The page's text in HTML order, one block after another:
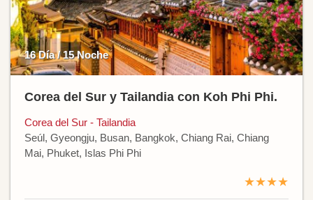
16 Día / 15 Noche
Corea del Sur y Tailandia con Koh Phi Phi.
Corea del Sur - Tailandia
Seúl, Gyeongju, Busan, Bangkok, Chiang Rai, Chiang
Mai, Phuket, Islas Phi Phi
★★★★